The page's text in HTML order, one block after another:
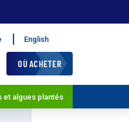
English
OÙ ACHETER
et algues plantés